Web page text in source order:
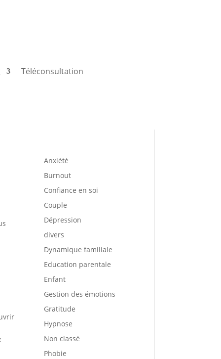
Téléconsultation
Anxiété
Burnout
Confiance en soi
Couple
Dépression
divers
Dynamique familiale
Education parentale
Enfant
Gestion des émotions
Gratitude
Hypnose
Non classé
Phobie